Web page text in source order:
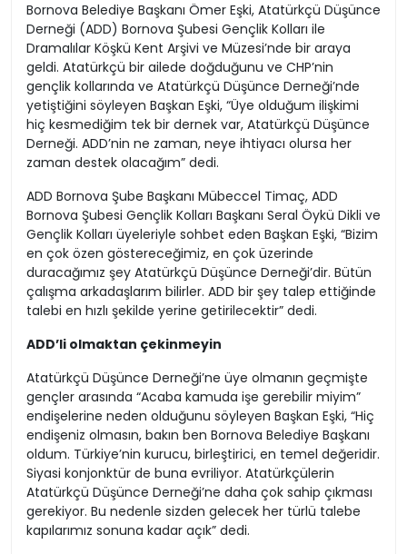
Bornova Belediye Başkanı Ömer Eşki, Atatürkçü Düşünce
Derneği (ADD) Bornova Şubesi Gençlik Kolları ile
Dramalılar Köşkü Kent Arşivi ve Müzesi’nde bir araya
geldi. Atatürkçü bir ailede doğduğunu ve CHP’nin
gençlik kollarında ve Atatürkçü Düşünce Derneği’nde
yetiştiğini söyleyen Başkan Eşki, “Üye olduğum ilişkimi
hiç kesmediğim tek bir dernek var, Atatürkçü Düşünce
Derneği. ADD’nin ne zaman, neye ihtiyacı olursa her
zaman destek olacağım” dedi.
ADD Bornova Şube Başkanı Mübeccel Timaç, ADD
Bornova Şubesi Gençlik Kolları Başkanı Seral Öykü Dikli ve
Gençlik Kolları üyeleriyle sohbet eden Başkan Eşki, “Bizim
en çok özen göstereceğimiz, en çok üzerinde
duracağımız şey Atatürkçü Düşünce Derneği’dir. Bütün
çalışma arkadaşlarım bilirler. ADD bir şey talep ettiğinde
talebi en hızlı şekilde yerine getirilecektir” dedi.
ADD’li olmaktan çekinmeyin
Atatürkçü Düşünce Derneği’ne üye olmanın geçmişte
gençler arasında “Acaba kamuda işe gerebilir miyim”
endişelerine neden olduğunu söyleyen Başkan Eşki, “Hiç
endişeniz olmasın, bakın ben Bornova Belediye Başkanı
oldum. Türkiye’nin kurucu, birleştirici, en temel değeridir.
Siyasi konjonktür de buna evriliyor. Atatürkçülerin
Atatürkçü Düşünce Derneği’ne daha çok sahip çıkması
gerekiyor. Bu nedenle sizden gelecek her türlü talebe
kapılarımız sonuna kadar açık” dedi.